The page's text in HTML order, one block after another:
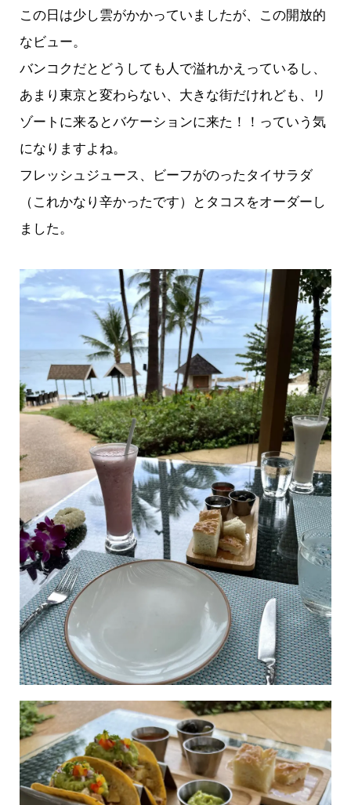
この日は少し雲がかかっていましたが、この開放的
なビュー。
バンコクだとどうしても人で溢れかえっているし、
あまり東京と変わらない、大きな街だけれども、リ
ゾートに来るとバケーションに来た！！っていう気
になりますよね。
フレッシュジュース、ビーフがのったタイサラダ
（これかなり辛かったです）とタコスをオーダーし
ました。